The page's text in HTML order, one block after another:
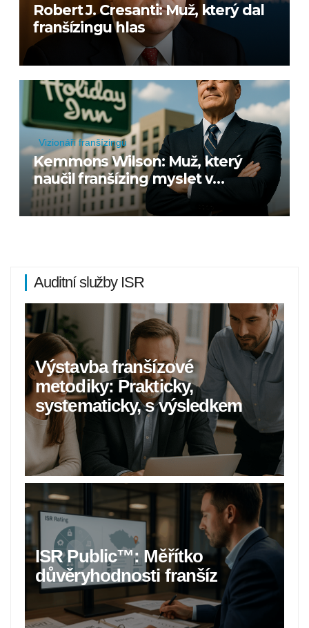
Robert J. Cresanti: Muž, který dal
franšízingu hlas
Vizionáři franšízingu
Kemmons Wilson: Muž, který
naučil franšízing myslet v
systému
Auditní služby ISR
Výstavba franšízové
metodiky: Prakticky,
systematicky, s výsledkem
ISR Public™: Měřítko
důvěryhodnosti franšíz